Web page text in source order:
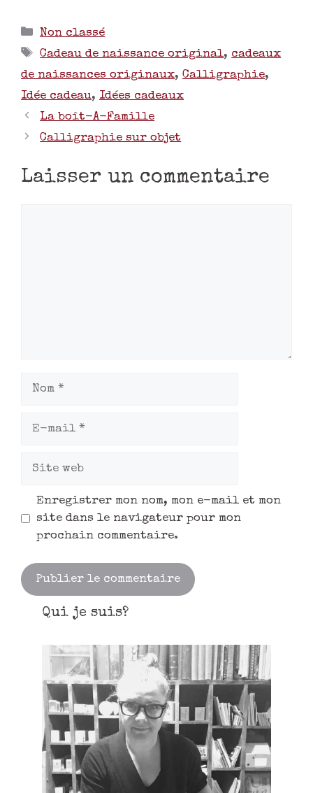
Non classé
Cadeau de naissance original, cadeaux
de naissances originaux, Calligraphie,
Idée cadeau, Idées cadeaux
La boît-A-Famille
Calligraphie sur objet
Laisser un commentaire
Enregistrer mon nom, mon e-mail et mon
site dans le navigateur pour mon
prochain commentaire.
Qui je suis?